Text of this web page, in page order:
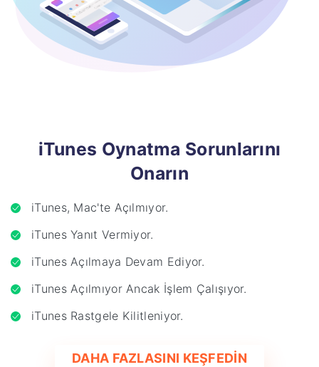
iTunes Oynatma Sorunlarını
Onarın
iTunes, Mac'te Açılmıyor.
iTunes Yanıt Vermiyor.
iTunes Açılmaya Devam Ediyor.
iTunes Açılmıyor Ancak İşlem Çalışıyor.
iTunes Rastgele Kilitleniyor.
DAHA FAZLASINI KEŞFEDİN